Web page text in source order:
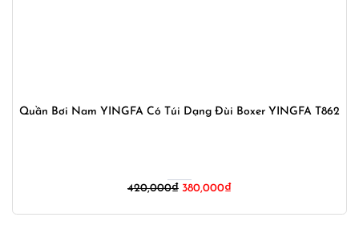
Quần Bơi Nam YINGFA Có Túi Dạng Đùi Boxer YINGFA T862
420,000₫ Giá
380,000₫Giá